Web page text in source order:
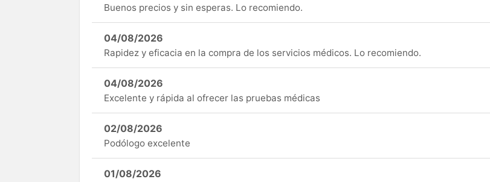
Buenos precios y sin esperas. Lo recomiendo.
04/08/2026
Rapidez y eficacia en la compra de los servicios médicos. Lo recomiendo.
04/08/2026
Excelente y rápida al ofrecer las pruebas médicas
02/08/2026
Podólogo excelente
01/08/2026